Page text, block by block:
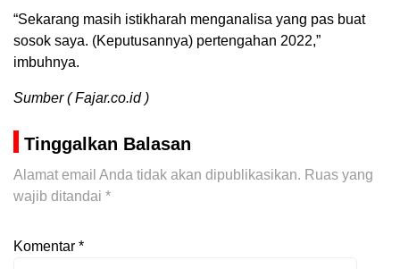
“Sekarang masih istikharah menganalisa yang pas buat
sosok saya. (Keputusannya) pertengahan 2022,”
imbuhnya.
Sumber ( Fajar.co.id )
Tinggalkan Balasan
Alamat email Anda tidak akan dipublikasikan. Ruas yang
wajib ditandai *
Komentar *